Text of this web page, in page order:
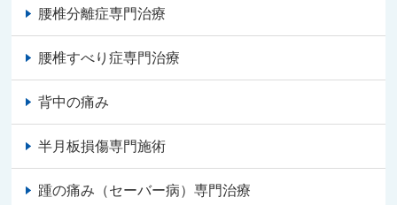
腰椎分離症専門治療
腰椎すべり症専門治療
背中の痛み
半月板損傷専門施術
踵の痛み（セーバー病）専門治療